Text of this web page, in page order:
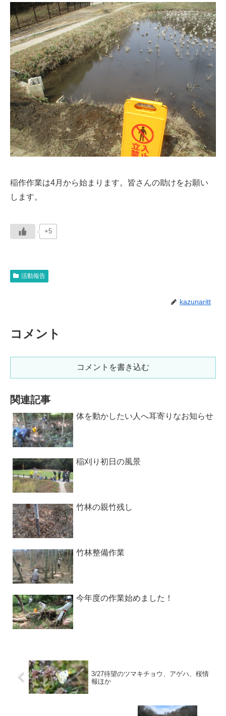
稲作作業は4月から始まります。皆さんの助けをお願い
します。
+5
活動報告
kazunaritt
コメント
コメントを書き込む
関連記事
体を動かしたい人へ耳寄りなお知らせ
稲刈り初日の風景
竹林の親竹残し
竹林整備作業
今年度の作業始めました！
3/27待望のツマキチョウ、アゲハ、桜情
報ほか